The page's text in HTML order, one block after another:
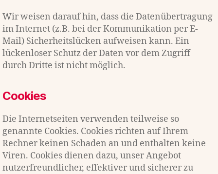
Wir weisen darauf hin, dass die Datenübertragung
im Internet (z.B. bei der Kommunikation per E-
Mail) Sicherheitslücken aufweisen kann. Ein
lückenloser Schutz der Daten vor dem Zugriff
durch Dritte ist nicht möglich.
Cookies
Die Internetseiten verwenden teilweise so
genannte Cookies. Cookies richten auf Ihrem
Rechner keinen Schaden an und enthalten keine
Viren. Cookies dienen dazu, unser Angebot
nutzerfreundlicher, effektiver und sicherer zu